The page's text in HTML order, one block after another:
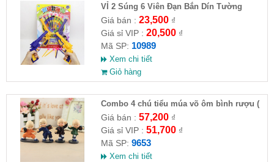
VỈ 2 Súng 6 Viên Đạn Bắn Dín Tường
Giá bán : 23,500₫
Giá sỉ VIP : 20,500₫
Mã SP: 10989
Xem chi tiết
Giỏ hàng
Combo 4 chú tiểu múa võ ôm bình rượu (
HĐ )
Giá bán : 57,200₫
Giá sỉ VIP : 51,700₫
Mã SP: 9653
Xem chi tiết